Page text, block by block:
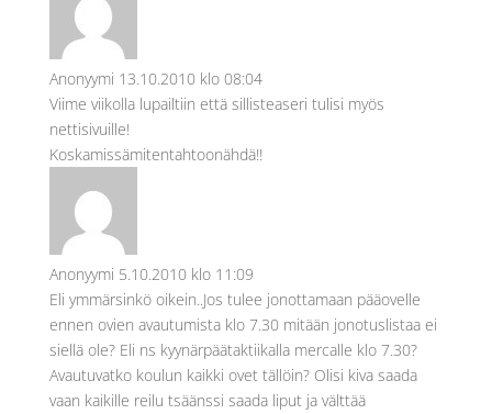
Anonyymi 13.10.2010 klo 08:04
Viime viikolla lupailtiin että sillisteaseri tulisi myös
nettisivuille!
Koskamissämitentahtoonähdä!!
Anonyymi 5.10.2010 klo 11:09
Eli ymmärsinkö oikein..Jos tulee jonottamaan pääovelle
ennen ovien avautumista klo 7.30 mitään jonotuslistaa ei
siellä ole? Eli ns kyynärpäätaktiikalla mercalle klo 7.30?
Avautuvatko koulun kaikki ovet tällöin? Olisi kiva saada
vaan kaikille reilu tsäänssi saada liput ja välttää